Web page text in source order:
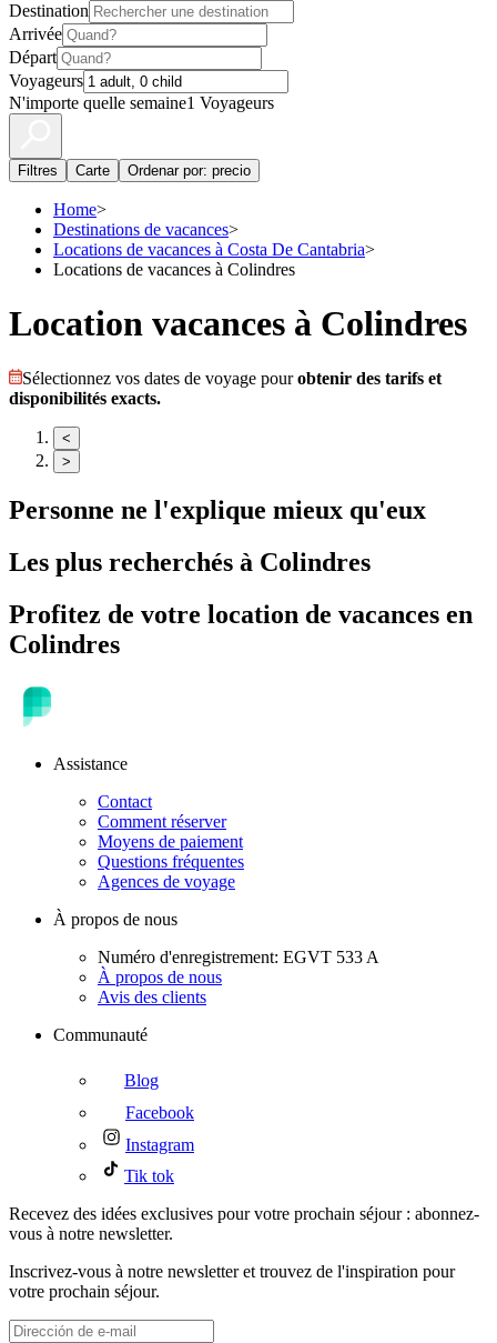
Destination
Arrivée
Départ
Voyageurs
N'importe quelle semaine1 Voyageurs
Filtres Carte Ordenar por: precio
Home>
Destinations de vacances>
Locations de vacances à Costa De Cantabria>
Locations de vacances à Colindres
Location vacances à Colindres
Sélectionnez vos dates de voyage pourobtenir des tarifs et
disponibilités exacts.
<
>
Personne ne l'explique mieux qu'eux
Les plus recherchés à Colindres
Profitez de votre location de vacances en
Colindres
Assistance
Contact
Comment réserver
Moyens de paiement
Questions fréquentes
Agences de voyage
À propos de nous
Numéro d'enregistrement: EGVT 533 A
À propos de nous
Avis des clients
Communauté
Blog
Facebook
Instagram
Tik tok
Recevez des idées exclusives pour votre prochain séjour : abonnez-
vous à notre newsletter.
Inscrivez-vous à notre newsletter et trouvez de l'inspiration pour
votre prochain séjour.